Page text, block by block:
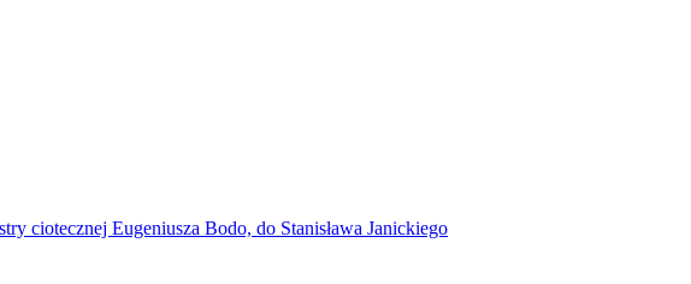
ciotecznej Eugeniusza Bodo, do Stanisława Janickiego